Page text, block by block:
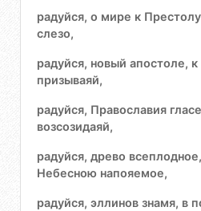
радуйся, о мире к
слезо,
радуйся, новый апостоле,
призываяй,
радуйся, Православия
возсозидаяй,
радуйся, древо
Небесною напояемое,
радуйся, эллинов знамя, в